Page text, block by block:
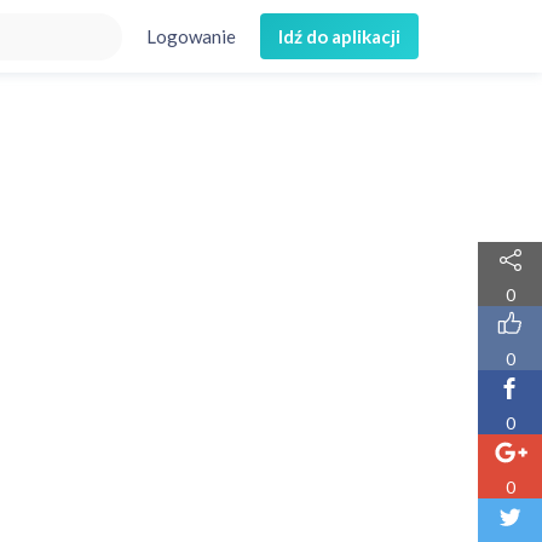
Logowanie Idź do aplikacji
0
0
0
0